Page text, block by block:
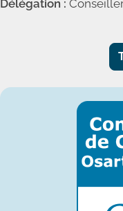
Délégation :